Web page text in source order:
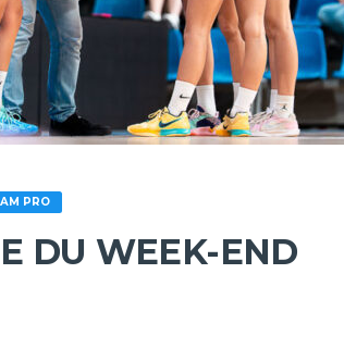
PRO
DU WEEK-END